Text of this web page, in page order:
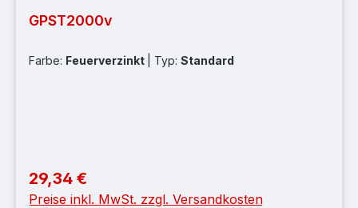
GPST2000v
Farbe: Feuerverzinkt Typ: Standard
Regulärer Preis:
29,34 €
Preise inkl. MwSt. zzgl. Versandkosten